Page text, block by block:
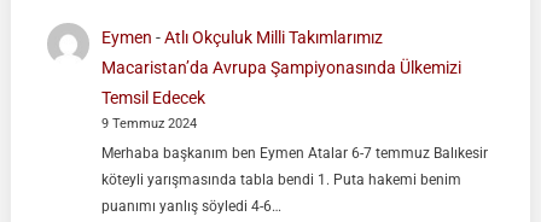
Eymen -Atlı Okçuluk Milli Takımlarımız
Macaristan’da Avrupa Şampiyonasında Ülkemizi
Temsil Edecek
9 Temmuz 2024
Merhaba başkanım ben Eymen Atalar 6-7 temmuz Balıkesir
köteyli yarışmasında tabla bendi 1. Puta hakemi benim
puanımı yanlış söyledi 4-6…